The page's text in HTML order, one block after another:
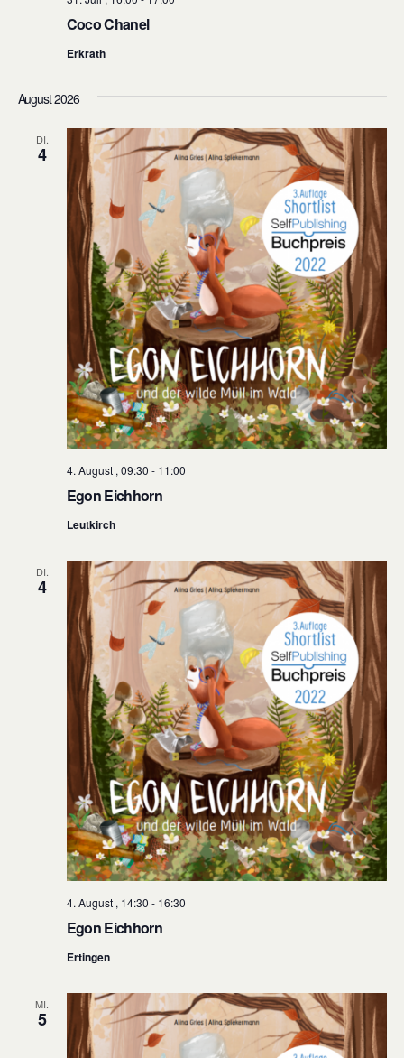
Coco Chanel
Erkrath
August 2026
DI.
4
Egon Eichhorn
4. August , 09:30 - 11:00
Leutkirch
DI.
4
Egon Eichhorn
4. August , 14:30 - 16:30
Ertingen
MI.
5